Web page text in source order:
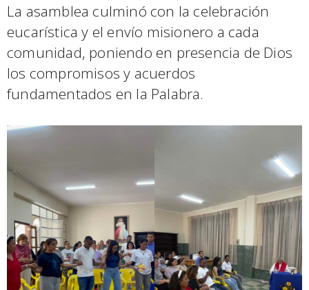
La asamblea culminó con la celebración
eucarística y el envío misionero a cada
comunidad, poniendo en presencia de Dios
los compromisos y acuerdos
fundamentados en la Palabra.